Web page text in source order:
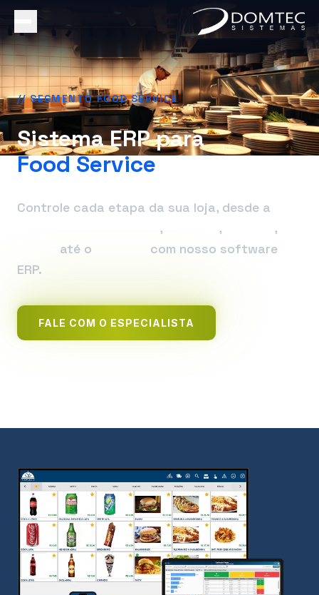
// SEGMENTO FOOD SERVICE
Sistema ERP para
Food Service
Controle cada etapa da sua loja, desde a
, ,
,
até o
com nosso software
ERP.
FALE COM O ESPECIALISTA